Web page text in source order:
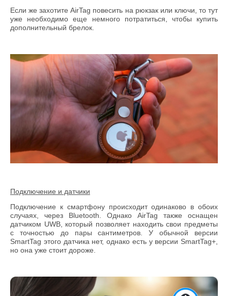
Если же захотите AirTag повесить на рюкзак или ключи, то тут
уже необходимо еще немного потратиться, чтобы купить
дополнительный брелок.
Подключение и датчики
Подключение к смартфону происходит одинаково в обоих
случаях, через Bluetooth. Однако AirTag также оснащен
датчиком UWB, который позволяет находить свои предметы
с точностью до пары сантиметров. У обычной версии
SmartTag этого датчика нет, однако есть у версии SmartTag+,
но она уже стоит дороже.